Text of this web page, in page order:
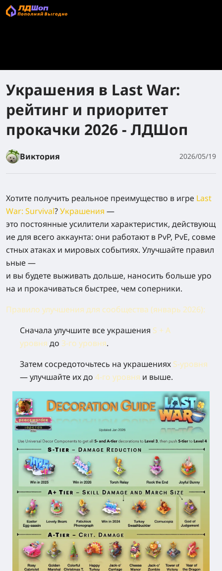
Украшения в Last War:
рейтинг и приоритет
прокачки 2026 - ЛДШоп
Виктория 2026/05/19
Хотите получить реальное преимущество в игре Last
War: Survival?Украшения —
это постоянные усилители характеристик, действующ
ие для всего аккаунта: они работают в PvP, PvE, совме
стных атаках и мировых событиях. Улучшайте правил
ьные —
и вы будете выживать дольше, наносить больше уро
на и прокачиваться быстрее, чем соперники.
Правило улучшения для сообщества (январь 2026):
Сначала улучшите все украшения S + A
уровня до 3‑го уровня.
Затем сосредоточьтесь на украшениях S‑уровня
— улучшайте их до 4‑го уровня и выше.